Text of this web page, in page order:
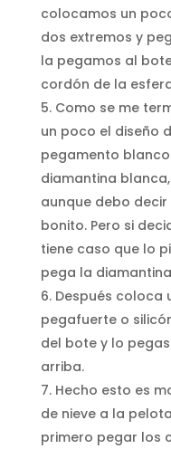
colocamos un
dos extremos y
la pegamos al
cordón de la
Como se me
un poco el diseño
pegamento
diamantina
aunque debo
bonito. Pero si
tiene caso que lo
pega la
Después coloca
pegafuerte o
del bote y lo
arriba.
Hecho esto es
de nieve a la
primero pegar los